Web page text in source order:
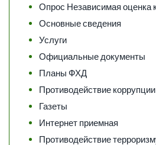
Опрос Независимая оценка
Основные сведения
Услуги
Официальные документы
Планы ФХД
Противодействие коррупции
Газеты
Интернет приемная
Противодействие